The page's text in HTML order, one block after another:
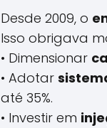
Desde 2009, o
Isso obrigava
• Dimensionar
• Adotar
até 35%.
• Investir em